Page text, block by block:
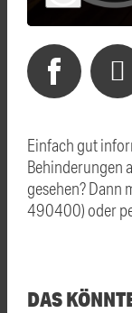
Einfach gut
Behinderungen
gesehen? Dann
490400) oder
DAS